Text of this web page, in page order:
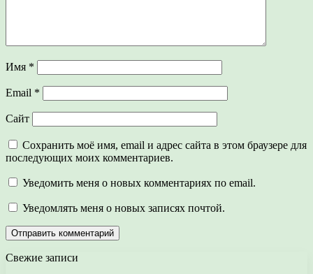
Имя *
Email *
Сайт
Сохранить моё имя, email и адрес сайта в этом браузере для
последующих моих комментариев.
Уведомить меня о новых комментариях по email.
Уведомлять меня о новых записях почтой.
Свежие записи